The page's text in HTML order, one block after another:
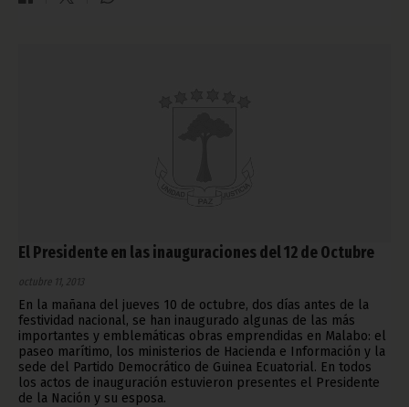
El Presidente en las inauguraciones del 12 de Octubre
octubre 11, 2013
En la mañana del jueves 10 de octubre, dos días antes de la
festividad nacional, se han inaugurado algunas de las más
importantes y emblemáticas obras emprendidas en Malabo: el
paseo marítimo, los ministerios de Hacienda e Información y la
sede del Partido Democrático de Guinea Ecuatorial. En todos
los actos de inauguración estuvieron presentes el Presidente
de la Nación y su esposa.